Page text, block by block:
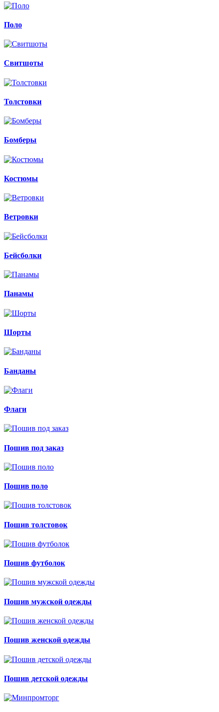
Поло
Свитшоты
Толстовки
Бомберы
Костюмы
Ветровки
Бейсболки
Панамы
Шорты
Банданы
Флаги
Пошив под заказ
Пошив поло
Пошив толстовок
Пошив футболок
Пошив мужской одежды
Пошив женской одежды
Пошив детской одежды